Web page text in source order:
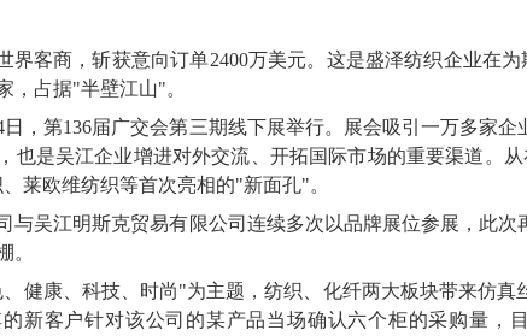
界客商，斩获意向订单2400万美元。这是盛泽纺织企业在
，占据"半壁江山"。
日，第136届广交会第三期线下展举行。展会吸引一万多家
也是吴江企业增进对外交流、开拓国际市场的重要渠道。
莱欧维纺织等首次亮相的"新面孔"。
与吴江明斯克贸易有限公司连续多次以品牌展位参展，此
。
健康、科技、时尚"为主题，纺织、化纤两大板块带来仿
新客户针对该公司的某产品当场确认六个柜的采购量，